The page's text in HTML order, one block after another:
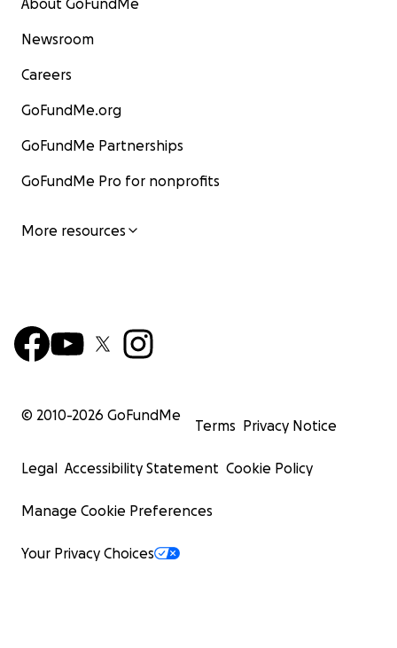
About GoFundMe
Newsroom
Careers
GoFundMe.org
GoFundMe Partnerships
GoFundMe Pro for nonprofits
More resources
© 2010-2026 GoFundMe
Terms Privacy Notice
Legal Accessibility Statement Cookie Policy
Manage Cookie Preferences
Your Privacy Choices